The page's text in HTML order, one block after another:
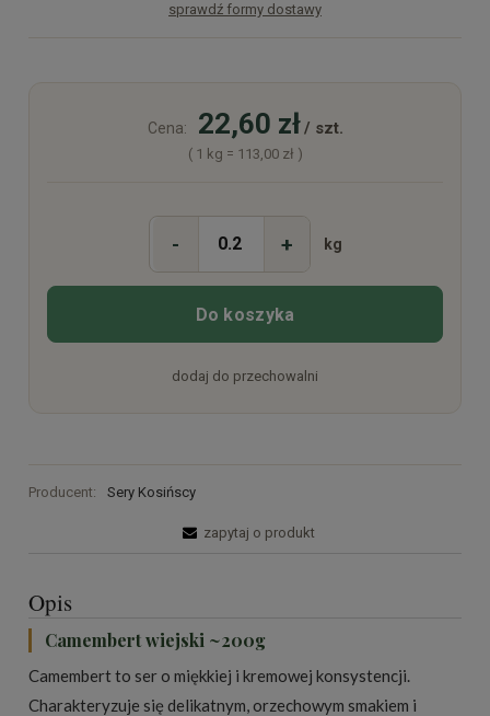
Cena nie zawiera ewentualnych kosztów płatności
sprawdź formy dostawy
Cena: 22,60 zł/ szt.
( 1 kg = 113,00 zł )
- + kg
Do koszyka
dodaj do przechowalni
Producent: Sery Kosińscy
zapytaj o produkt
Opis
Camembert wiejski ~200g
Camembert to ser o miękkiej i kremowej konsystencji.
Charakteryzuje się delikatnym, orzechowym smakiem i